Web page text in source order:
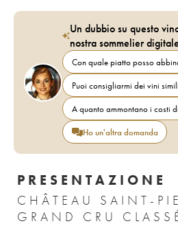
Un dubbio su questo
nostra sommelier digitale
Con quale piatto posso
Puoi consigliarmi dei vini
A quanto ammontano i costi
Ho un'altra domanda
PRESENTAZIONE
CHÂTEAU SAINT-
GRAND CRU